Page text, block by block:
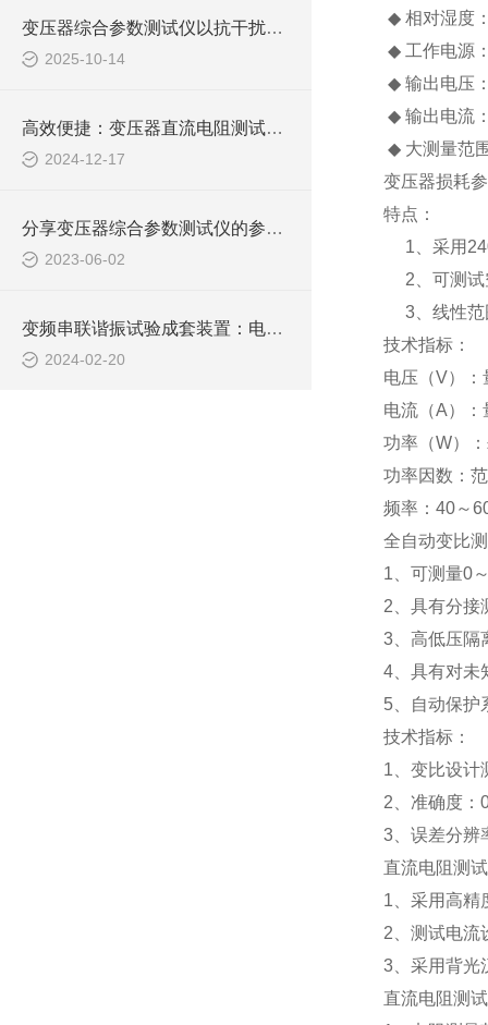
变压器综合参数测试仪以抗干扰设计保障复杂电网检测精准
2025-10-14
高效便捷：变压器直流电阻测试仪，电力检测的新选择
2024-12-17
分享变压器综合参数测试仪的参数输入技巧
2023-06-02
变频串联谐振试验成套装置：电力设备检测的得力助手
2024-02-20
◆ 相对湿度
◆ 工作电源
◆ 输出电压
◆ 输出电流
◆ 大测量范
变压器损耗
特点：
1 、采用
2 、可测
3、线性
技术指标：
电压（V）：
电流（A）：
功率（W）
功率因数：
频率： 40～
全自动变比
1 、可测量0
2 、具有分
3、高低压隔
4、具有对未
5、自动保护
技术指标：
1 、变比设
2 、准确度：
3、误差分辨
直流电阻测
1 、采用高精
2 、测试电
3、采用背光
直流电阻测